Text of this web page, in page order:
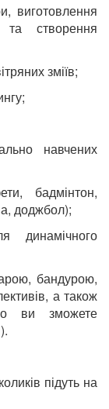
виготовлення
та створення
зміїв;
навчених
бадмінтон,
доджбол);
динамічного
бандурою,
а також
ви зможете
підуть на